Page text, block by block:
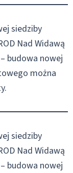
siedziby
Nad Widawą
budowa nowej
można
siedziby
Nad Widawą
budowa nowej